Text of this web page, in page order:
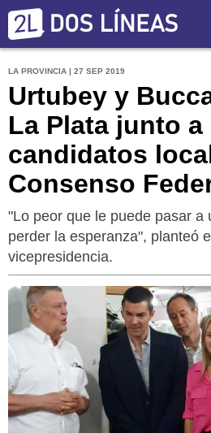
LA PROVINCIA | 27 SEP 2019
Urtubey y
La Plata junto a
candidatos
Consenso
"Lo peor que le puede pasar a
perder la esperanza", planteó
vicepresidencia.